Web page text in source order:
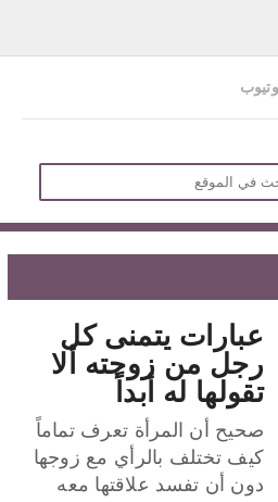
عبارات يتمنى كل
رجل من زوجته ألا
تقولها له أبداً
صحيح أن المرأة تعرف تماماً
كيف تختلف بالرأي مع زوجها
دون أن تفسد علاقتها معه